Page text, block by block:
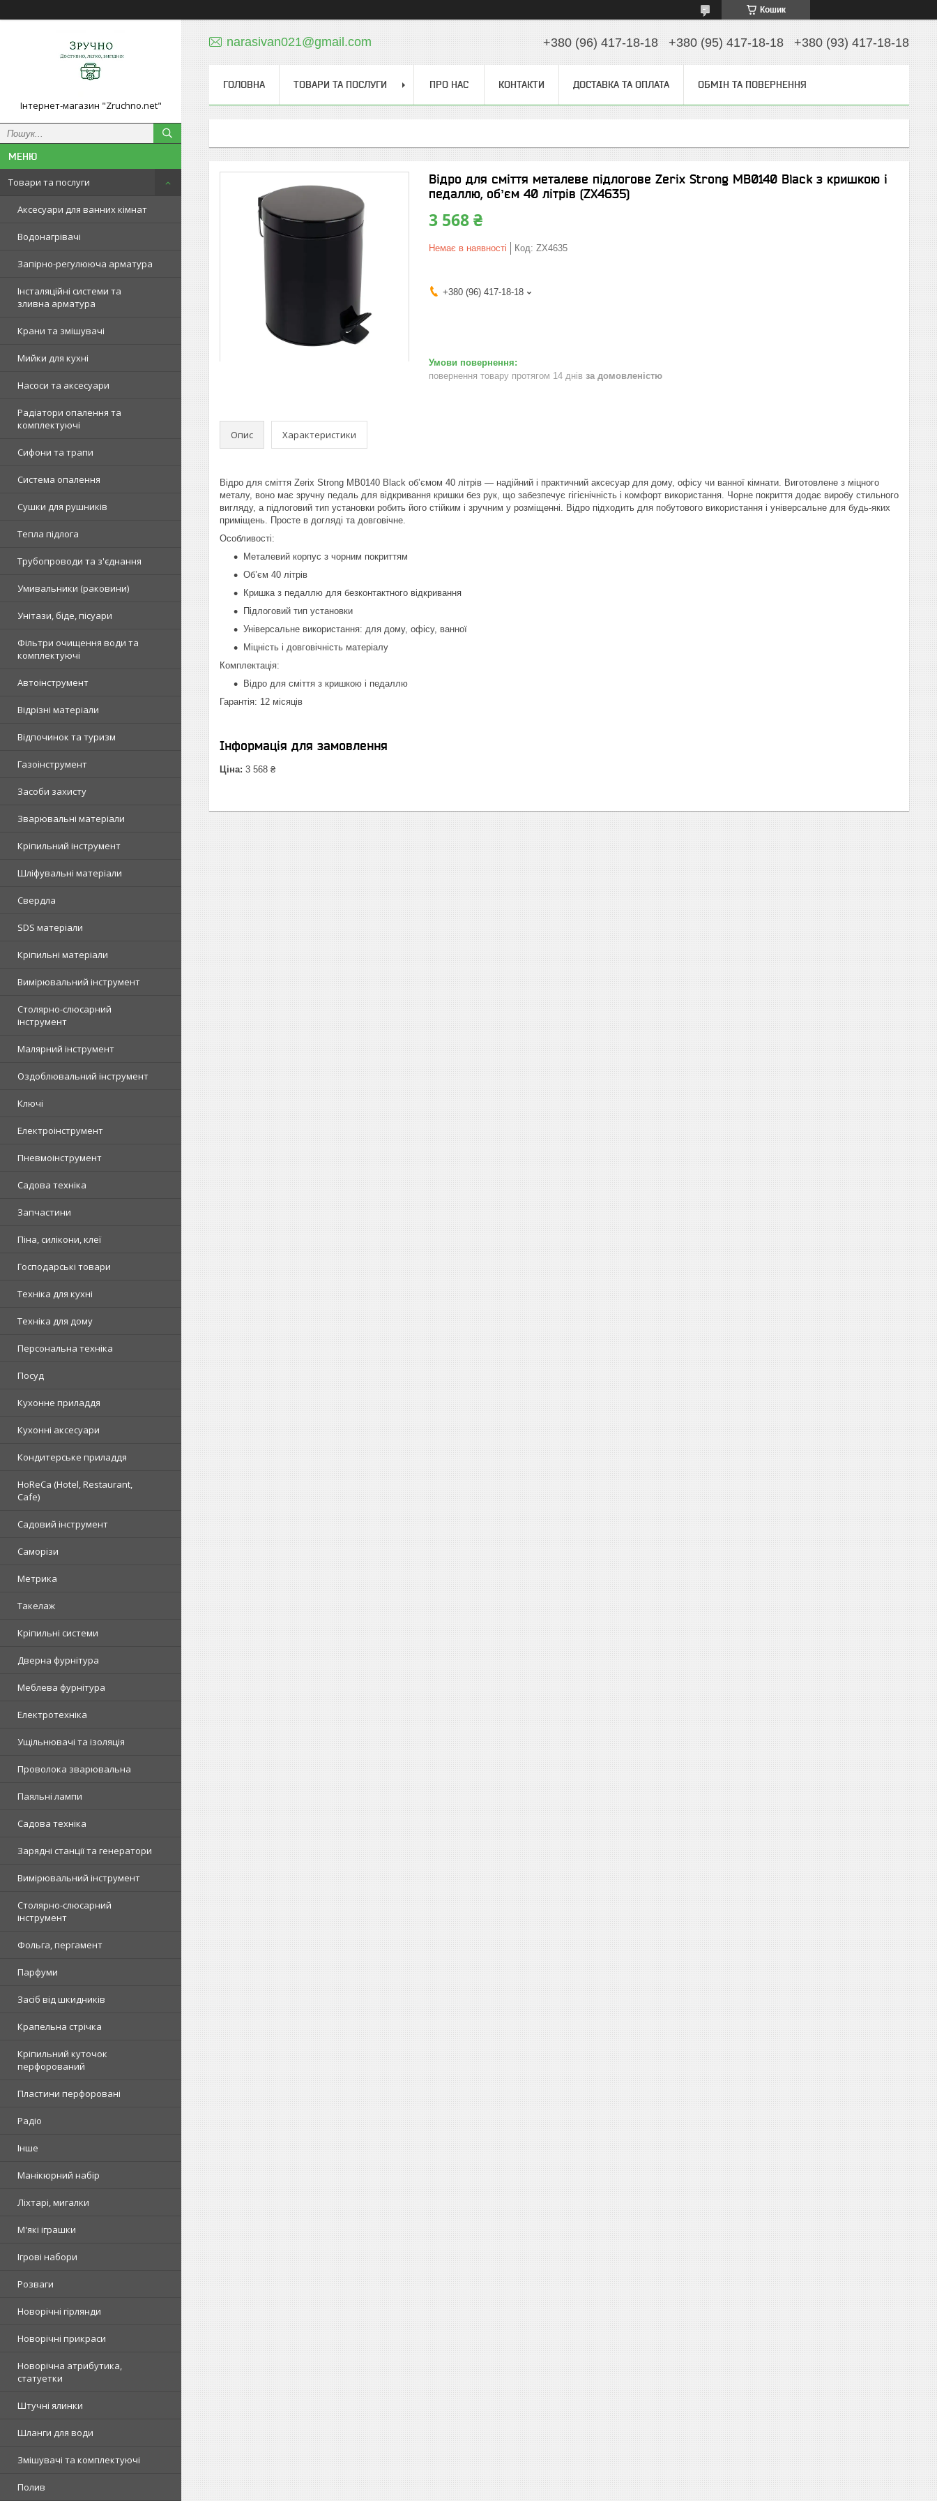
Кошик
Інтернет-магазин "Zruchno.net"
Товари та послуги
Аксесуари для ванних кімнат
Водонагрівачі
Запірно-регулююча арматура
Інсталяційні системи та
зливна арматура
Крани та змішувачі
Мийки для кухні
Насоси та аксесуари
Радіатори опалення та
комплектуючі
Сифони та трапи
Система опалення
Сушки для рушників
Тепла підлога
Трубопроводи та з'єднання
Умивальники (раковини)
Унітази, біде, пісуари
Фільтри очищення води та
комплектуючі
Автоінструмент
Відрізні матеріали
Відпочинок та туризм
Газоінструмент
Засоби захисту
Зварювальні матеріали
Кріпильний інструмент
Шліфувальні матеріали
Свердла
SDS матеріали
Кріпильні матеріали
Вимірювальний інструмент
Столярно-слюсарний
інструмент
Малярний інструмент
Оздоблювальний інструмент
Ключі
Електроінструмент
Пневмоінструмент
Садова техніка
Запчастини
Піна, силікони, клеї
Господарські товари
Техніка для кухні
Техніка для дому
Персональна техніка
Посуд
Кухонне приладдя
Кухонні аксесуари
Кондитерське приладдя
HoReCa (Hotel, Restaurant,
Cafe)
Садовий інструмент
Саморізи
Метрика
Такелаж
Кріпильні системи
Дверна фурнітура
Меблева фурнітура
Електротехніка
Ущільнювачі та ізоляція
Проволока зварювальна
Паяльні лампи
Садова техніка
Зарядні станції та генератори
Вимірювальний інструмент
Столярно-слюсарний
інструмент
Фольга, пергамент
Парфуми
Засіб від шкидників
Крапельна стрічка
Кріпильний куточок
перфорований
Пластини перфоровані
Радіо
Інше
Манікюрний набір
Ліхтарі, мигалки
М'які іграшки
Ігрові набори
Розваги
Новорічні гірлянди
Новорічні прикраси
Новорічна атрибутика,
статуетки
Штучні ялинки
Шланги для води
Змішувачі та комплектуючі
Полив
narasivan021@gmail.com +380 (96) 417-18-18 +380 (95) 417-18-18 +380 (93) 417-18-18
ГОЛОВНА ТОВАРИ ТА ПОСЛУГИ ПРО НАС КОНТАКТИ ДОСТАВКА ТА ОПЛАТА ОБМІН ТА ПОВЕРНЕННЯ
Відро для сміття металеве підлогове Zerix Strong MB0140 Black з кришкою і
педаллю, обʼєм 40 літрів (ZX4635)
3 568 ₴
Немає в наявності Код: ZX4635
+380 (96) 417-18-18
повернення товару протягом 14 днів за домовленістю
Опис Характеристики
Відро для сміття Zerix Strong MB0140 Black обʼємом 40 літрів — надійний і практичний аксесуар для дому, офісу чи ванної кімнати. Виготовлене з міцного
металу, воно має зручну педаль для відкривання кришки без рук, що забезпечує гігієнічність і комфорт використання. Чорне покриття додає виробу стильного
вигляду, а підлоговий тип установки робить його стійким і зручним у розміщенні. Відро підходить для побутового використання і універсальне для будь-яких
приміщень. Просте в догляді та довговічне.
Особливості:
Металевий корпус з чорним покриттям
Об’єм 40 літрів
Кришка з педаллю для безконтактного відкривання
Підлоговий тип установки
Універсальне використання: для дому, офісу, ванної
Міцність і довговічність матеріалу
Комплектація:
Відро для сміття з кришкою і педаллю
Гарантія: 12 місяців
Інформація для замовлення
Ціна: 3 568 ₴